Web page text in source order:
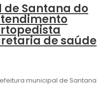
Santana do
de saúde
municipal de Santana